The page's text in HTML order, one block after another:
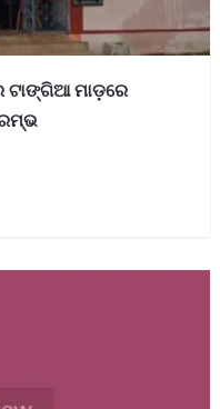
ଟାଙ୍ଗିଆ ମାଡ଼ରେ